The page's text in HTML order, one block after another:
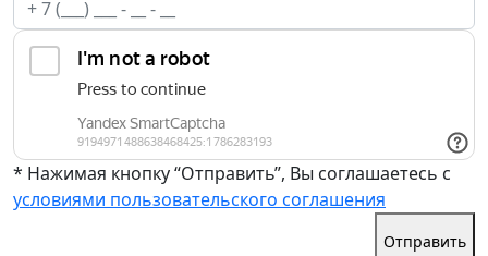
* Нажимая кнопку “Отправить”, Вы соглашаетесь с
условиями пользовательского соглашения
Отправить